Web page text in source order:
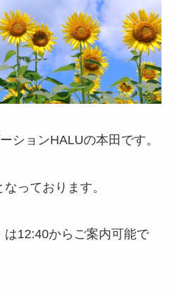
ションHALUの本田です。
っております。
12:40からご案内可能で